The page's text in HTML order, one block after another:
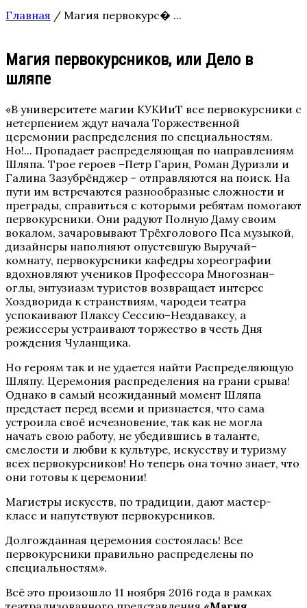
Главная / Магия первокурс� ...
Магия первокурсников, или Дело в
шляпе
«В университете магии КУКИиТ все первокурсники с
нетерпением ждут начала Торжественной
церемонии распределения по специальностям.
Но!... Пропадает распределяющая по направлениям
Шляпа. Трое героев –Петр Гарин, Роман Дуризли и
Галина Зазубрёнджер – отправляются на поиск. На
пути им встречаются разнообразные сложности и
преграды, справиться с которыми ребятам помогают
первокурсники. Они радуют Полную Даму своим
вокалом, зачаровывают Трёхголового Пса музыкой,
дизайнеры наполняют опустевшую Выручай–
комнату, первокурсники кафедры хореографии
вдохновляют учеников Профессора Многознан–
оглы, энтузиазм туристов возвращает интерес
Хоздворида к странствиям, чародеи театра
успокаивают Плаксу Сессию–Нездаваксу, а
режиссеры устраивают торжество в честь Дня
рождения Чуланщика.
Но героям так и не удается найти Распределяющую
Шляпу. Церемония распределения на грани срыва!
Однако в самый неожиданный момент Шляпа
предстает перед всеми и признается, что сама
устроила своё исчезновение, так как не могла
начать свою работу, не убедившись в таланте,
смелости и любви к культуре, искусству и туризму
всех первокурсников! Но теперь она точно знает, что
они готовы к церемонии!
Магистры искусств, по традиции, дают мастер-
класс и напутствуют первокурсников.
Долгожданная церемония состоялась! Все
первокурсники правильно распределены по
специальностям».
Всё это произошло 11 ноября 2016 года в рамках